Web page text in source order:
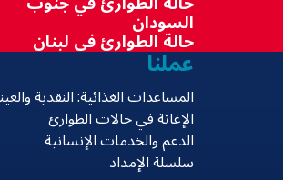
السودان
حالة الطوارئ في لبنان
عملنا
المساعدات الغذائية: النقدية
الإغاثة في حالات الطوارئ
الدعم والخدمات الإنسانية
سلسلة الإمداد